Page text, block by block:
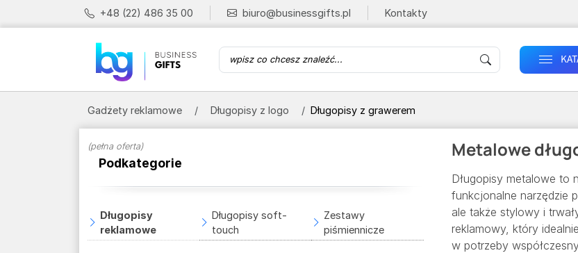
+48 (22) 486 35 00 biuro@businessgifts.pl Kontakty
Gadżety reklamowe Długopisy z logo Długopisy z grawerem
Metalowe
Długopisy metalowe to
funkcjonalne narzędzie
ale także stylowy i
reklamowy, który
w potrzeby
(pełna oferta)
Podkategorie
Długopisy
reklamowe
Długopisy soft-
touch
Zestawy
piśmiennicze